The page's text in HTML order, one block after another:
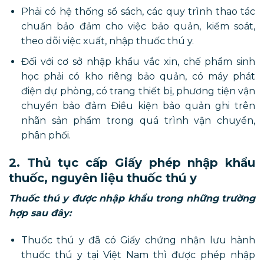
Phải có hệ thống sổ sách, các quy trình thao tác
chuẩn bảo đảm cho việc bảo quản, kiểm soát,
theo dõi việc xuất, nhập thuốc thú y.
Đối với cơ sở nhập khẩu vắc xin, chế phẩm sinh
học phải có kho riêng bảo quản, có máy phát
điện dự phòng, có trang thiết bị, phương tiện vận
chuyển bảo đảm Điều kiện bảo quản ghi trên
nhãn sản phẩm trong quá trình vận chuyển,
phân phối.
2. Thủ tục cấp Giấy phép nhập khẩu
thuốc, nguyên liệu thuốc thú y
Thuốc thú y được nhập khẩu trong những trường
hợp sau đây:
Thuốc thú y đã có Giấy chứng nhận lưu hành
thuốc thú y tại Việt Nam thì được phép nhập